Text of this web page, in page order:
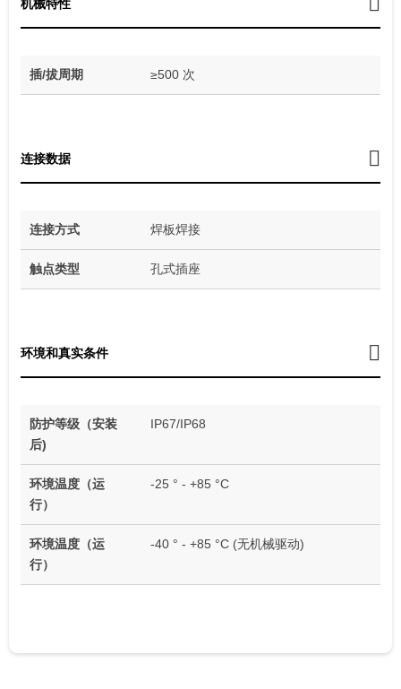
机械特性
插/拔周期 ≥500 次
连接数据
连接方式 焊板焊接
触点类型 孔式插座
环境和真实条件
防护等级（安装
后)
IP67/IP68
环境温度（运
行）
-25 ° - +85 °C
环境温度（运
行）
-40 ° - +85 °C (无机械驱动)